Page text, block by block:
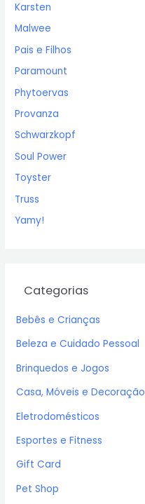
Karsten
Malwee
Pais e Filhos
Paramount
Phytoervas
Provanza
Schwarzkopf
Soul Power
Toyster
Truss
Yamy!
Categorias
Bebês e Crianças
Beleza e Cuidado Pessoal
Brinquedos e Jogos
Casa, Móveis e Decoração
Eletrodomésticos
Esportes e Fitness
Gift Card
Pet Shop